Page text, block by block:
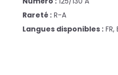
Rareté : R-A
Langues disponibles : FR,